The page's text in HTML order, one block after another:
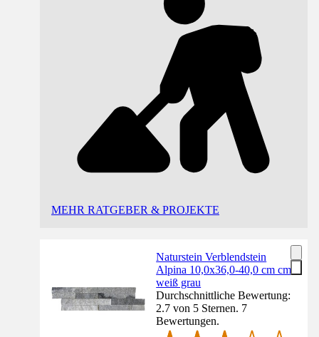
MEHR RATGEBER & PROJEKTE
Naturstein Verblendstein
Alpina 10,0x36,0-40,0 cm cm
weiß grau
Durchschnittliche Bewertung:
2.7 von 5 Sternen. 7
Bewertungen.